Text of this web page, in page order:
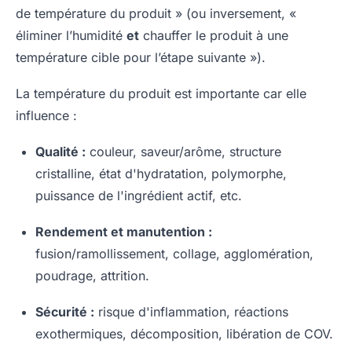
de température du produit » (ou inversement, «
éliminer l’humidité et chauffer le produit à une
température cible pour l’étape suivante »).
La température du produit est importante car elle
influence :
Qualité : couleur, saveur/arôme, structure
cristalline, état d'hydratation, polymorphe,
puissance de l'ingrédient actif, etc.
Rendement et manutention :
fusion/ramollissement, collage, agglomération,
poudrage, attrition.
Sécurité : risque d'inflammation, réactions
exothermiques, décomposition, libération de COV.